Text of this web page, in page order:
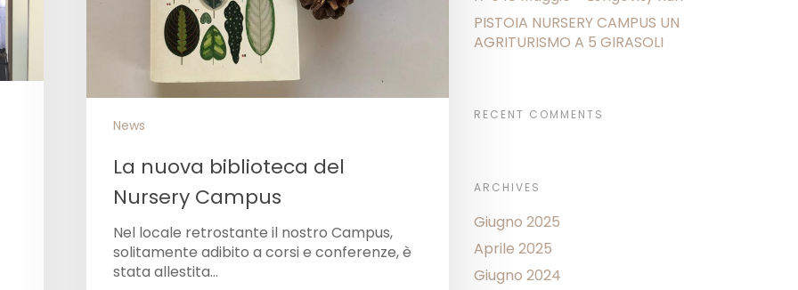
News
La nuova biblioteca del
Nursery Campus
Nel locale retrostante il nostro Campus,
solitamente adibito a corsi e conferenze, è
stata allestita…
PISTOIA NURSERY CAMPUS UN
AGRITURISMO A 5 GIRASOLI
RECENT COMMENTS
ARCHIVES
Giugno 2025
Aprile 2025
Giugno 2024